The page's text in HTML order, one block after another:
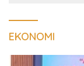
EKONOMI